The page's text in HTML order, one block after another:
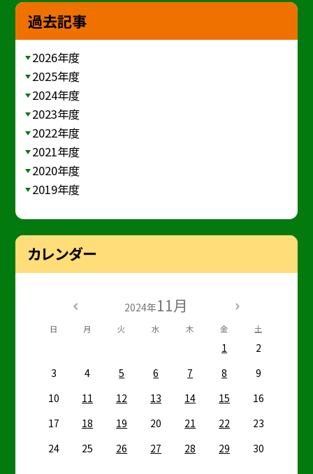
過去記事
2026年度
2025年度
2024年度
2023年度
2022年度
2021年度
2020年度
2019年度
カレンダー
2024年11月
日 月 火 水 木 金 土
1
2
3
4 5 6 7 8
9
10
11 12 13 14 15
16
17
18 19 20 21 22
23
24
25 26 27 28 29 30